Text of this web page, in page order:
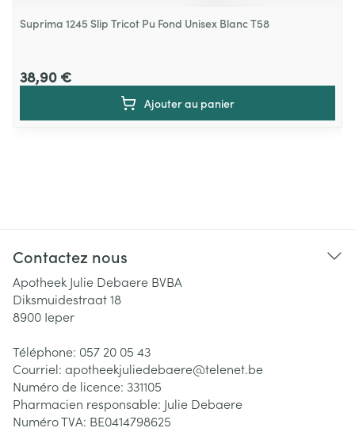
Suprima 1245 Slip Tricot Pu Fond Unisex Blanc T58
38,90 €
Ajouter au panier
Contactez nous
Apotheek Julie Debaere BVBA
Diksmuidestraat 18
8900 Ieper
Téléphone: 057 20 05 43
Courriel: apotheekjuliedebaere@telenet.be
Numéro de licence: 331105
Pharmacien responsable: Julie Debaere
Numéro TVA: BE0414798625